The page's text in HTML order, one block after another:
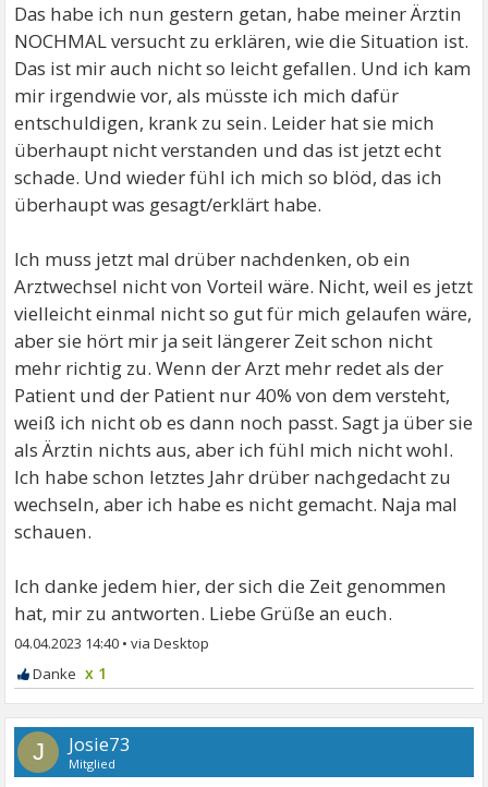
Das habe ich nun gestern getan, habe meiner Ärztin
NOCHMAL versucht zu erklären, wie die Situation ist.
Das ist mir auch nicht so leicht gefallen. Und ich kam
mir irgendwie vor, als müsste ich mich dafür
entschuldigen, krank zu sein. Leider hat sie mich
überhaupt nicht verstanden und das ist jetzt echt
schade. Und wieder fühl ich mich so blöd, das ich
überhaupt was gesagt/erklärt habe.
Ich muss jetzt mal drüber nachdenken, ob ein
Arztwechsel nicht von Vorteil wäre. Nicht, weil es jetzt
vielleicht einmal nicht so gut für mich gelaufen wäre,
aber sie hört mir ja seit längerer Zeit schon nicht
mehr richtig zu. Wenn der Arzt mehr redet als der
Patient und der Patient nur 40% von dem versteht,
weiß ich nicht ob es dann noch passt. Sagt ja über sie
als Ärztin nichts aus, aber ich fühl mich nicht wohl.
Ich habe schon letztes Jahr drüber nachgedacht zu
wechseln, aber ich habe es nicht gemacht. Naja mal
schauen.
Ich danke jedem hier, der sich die Zeit genommen
hat, mir zu antworten. Liebe Grüße an euch.
04.04.2023 14:40 •
x 1
J Josie73
Mitglied